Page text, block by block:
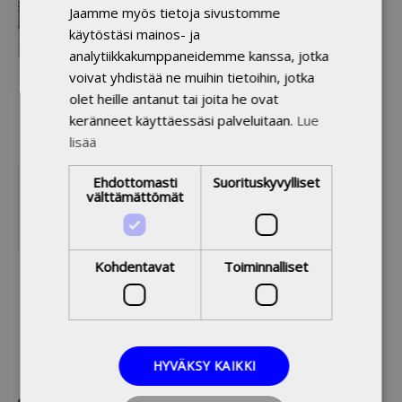
Taideyliopiston Sibelius-Akatemia, 2024
Arvonlisäverollinen hinta
25,00 €Arvonlisäveroton hinta
(22,03 € alv 0 %)
Tuotetunnus 9789523293465
Kovakantinen kirja
Toimitusaika 1-3 arkipäivää
Lisää koriin
Neljä näkökulmaa 1920-luvun ranskalaiseen
modernismiin — L’esprit nouveausta värien
maailmaan ja pianistin metodiseen ajatteluun
Sumelius-Lindblom, Eveliina
(Kirjoittaja)
Taideyliopiston Sibelius-Akatemia, 2022
Arvonlisäverollinen hinta
24,89 €Arvonlisäveroton hinta
(21,93 € alv 0 %)
Tuotetunnus 9789523292673
Pehmeäkantinen kirja
Toimitusaika 1-3 arkipäivää
Lisää koriin
Jaamme myös tietoja sivustomme
käytöstäsi mainos- ja
analytiikkakumppaneidemme kanssa, jotka
voivat yhdistää ne muihin tietoihin, jotka
olet heille antanut tai joita he ovat
keränneet käyttäessäsi palveluitaan. Lue
lisää
Ehdottomasti
välttämättömät
Suorituskyvylliset
Kohdentavat Toiminnalliset
HYVÄKSY KAIKKI